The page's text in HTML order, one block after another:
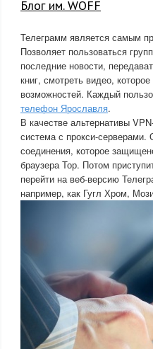
Блог им. WOFF
Телеграмм является самым
Позволяет пользоваться
последние новости,
книг, смотреть видео,
возможностей. Каждый
телефон Ярославля.
В качестве альтернативы
система с прокси-серверами.
соединения, которое
браузера Тор. Потом
перейти на веб-версию
например, как Гугл Хром,